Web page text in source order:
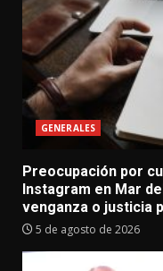
GENERALES
Preocupación por
Instagram en Mar
venganza o justicia
5 de agosto de 2026